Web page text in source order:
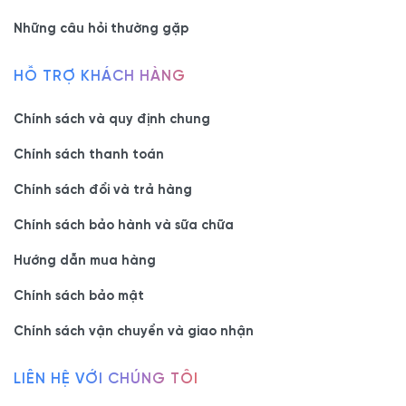
vật dụng ngăn nắp, gọn gàng, thoải mái.
trữ sách, đồ trang trí và các thiết bị điện tử khác.
hỏng hóc.
Giá thành hợp lý, phù hợp với ngân sách của nhiều
2572 theo nhu cầu.
5. Ưu đãi, cam kết khi đặt
hàng mẫu tủ tivi tại Nội Thất
Viva
Những câu hỏi thường gặp
HỖ TRỢ KHÁCH HÀNG
Chính sách và quy định chung
Chính sách thanh toán
Chính sách đổi và trả hàng
Chính sách bảo hành và sữa chữa
Hướng dẫn mua hàng
Chính sách bảo mật
Chính sách vận chuyển và giao nhận
LIÊN HỆ VỚI CHÚNG TÔI